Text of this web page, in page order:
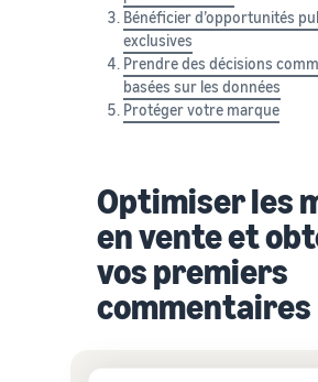
Bénéficier d’opportunités
exclusives
Prendre des décisions
basées sur les données
Protéger votre marque
Optimiser les
en vente et
vos premiers
commentaires